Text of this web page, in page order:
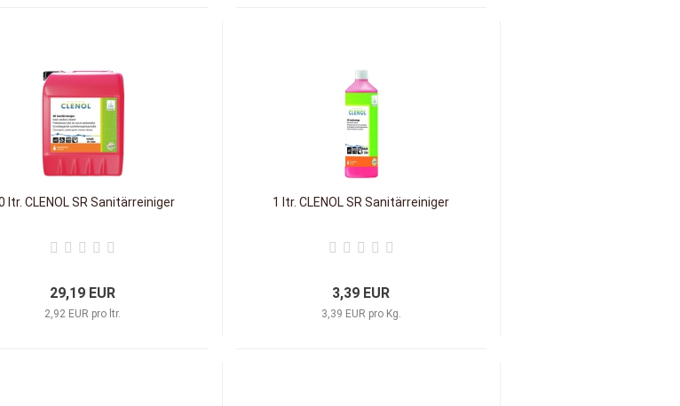
ltr. CLENOL SR Sanitärreiniger
29,19 EUR
2,92 EUR pro ltr.
1 ltr. CLENOL SR Sanitärreiniger
3,39 EUR
3,39 EUR pro Kg.